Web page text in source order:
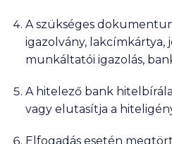
A szükséges
igazolvány, lakcímkártya,
munkáltatói igazolás,
A hitelező bank
vagy elutasítja a
Elfogadás esetén